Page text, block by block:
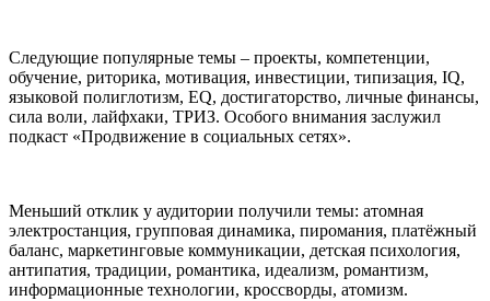
Следующие популярные темы – проекты, компетенции,
обучение, риторика, мотивация, инвестиции, типизация, IQ,
языковой полиглотизм, EQ, достигаторство, личные финансы,
сила воли, лайфхаки, ТРИЗ. Особого внимания заслужил
подкаст «Продвижение в социальных сетях».
Меньший отклик у аудитории получили темы: атомная
электростанция, групповая динамика, пиромания, платёжный
баланс, маркетинговые коммуникации, детская психология,
антипатия, традиции, романтика, идеализм, романтизм,
информационные технологии, кроссворды, атомизм.